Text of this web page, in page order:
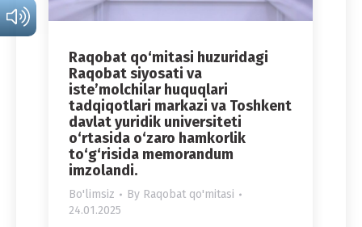
Raqobat qo‘mitasi huzuridagi
Raqobat siyosati va
iste’molchilar huquqlari
tadqiqotlari markazi va Toshkent
davlat yuridik universiteti
o‘rtasida o‘zaro hamkorlik
to‘g‘risida memorandum
imzolandi.
Bo'limsiz By Raqobat qo'mitasi
24.01.2025